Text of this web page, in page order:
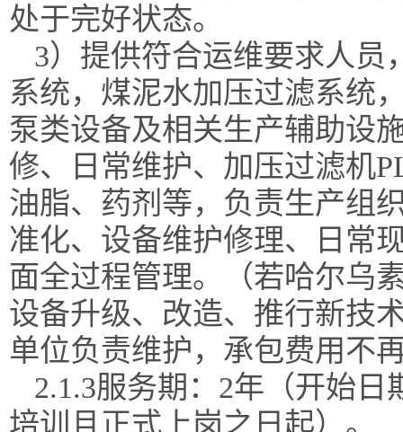
处于完好状态。
3） 提供符合运维要求人员
系统，煤泥水加压过滤系统
泵类设备及相关生产辅助设
修、日常维护、加压过滤机
油脂、药剂等，负责生产组
准化、设备维护修理、日常
面全过程管理。（若哈尔乌
设备升级、改造、推行新技
单位负责维护，承包费用不
2.1.3服务期：2年（开始
培训且正式上岗之日起）。